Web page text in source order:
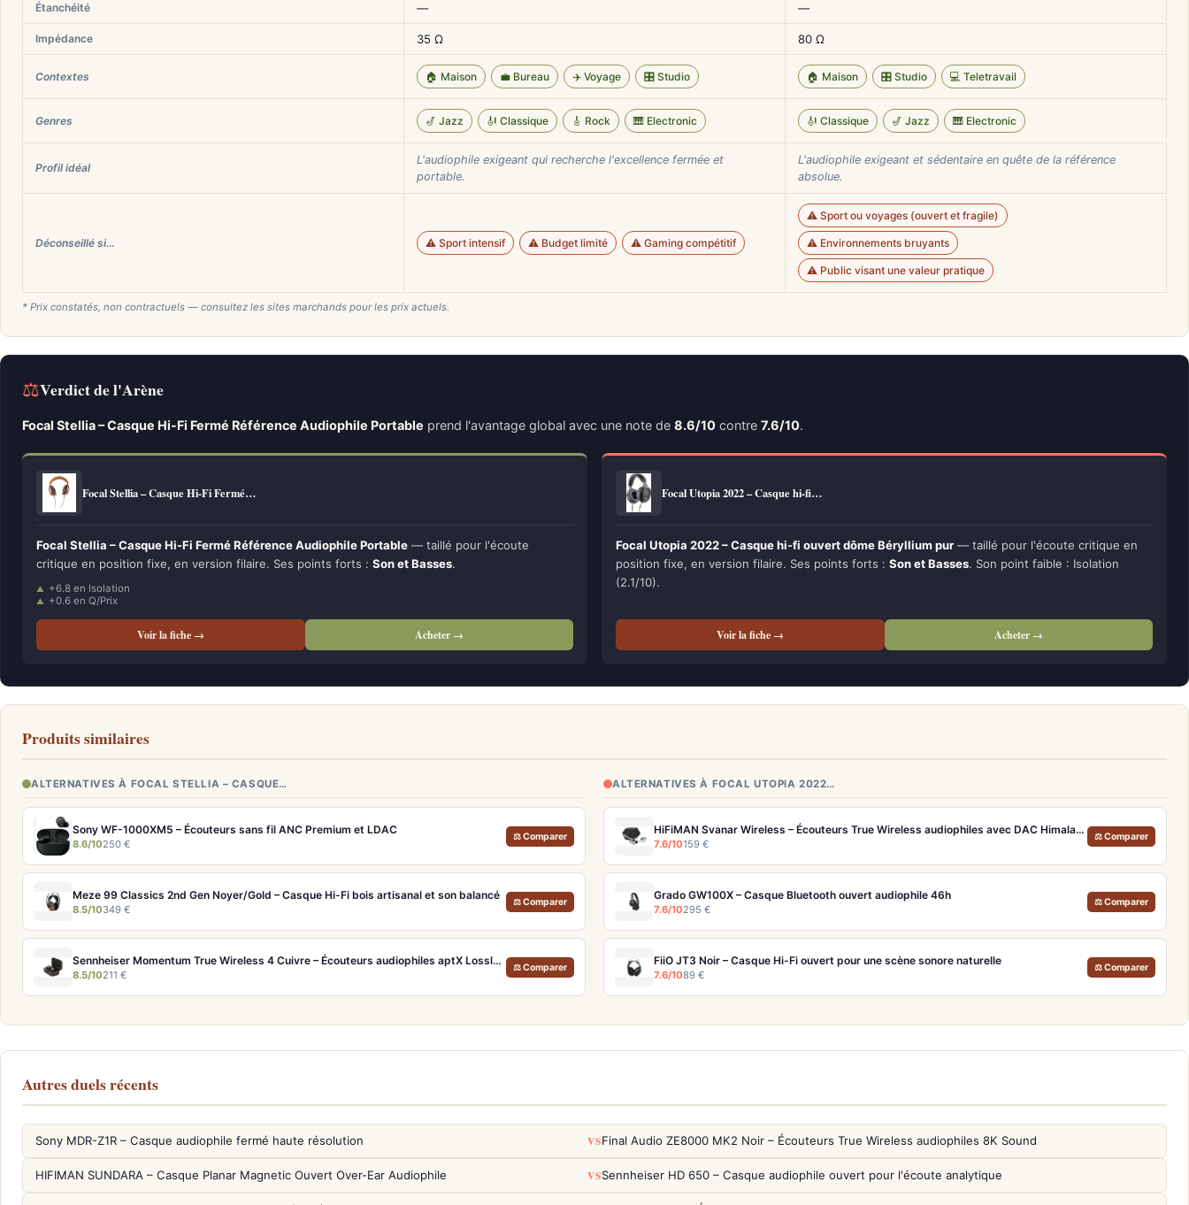
Étanchéité — —
Impédance 35 Ω 80 Ω
Contextes 🏠 Maison 💼 Bureau ✈️ Voyage 🎛️ Studio 🏠 Maison 🎛️ Studio 💻 Teletravail
Genres 🎷 Jazz 🎻 Classique 🎸 Rock 🎹 Electronic 🎻 Classique 🎷 Jazz 🎹 Electronic
Profil idéal
L'audiophile exigeant qui recherche l'excellence fermée et
portable.
L'audiophile exigeant et sédentaire en quête de la référence
absolue.
Déconseillé si… ⚠️ Sport intensif ⚠️ Budget limité ⚠️ Gaming compétitif
⚠️ Sport ou voyages (ouvert et fragile)
⚠️ Environnements bruyants
⚠️ Public visant une valeur pratique
* Prix constatés, non contractuels — consultez les sites marchands pour les prix actuels.
⚖Verdict de l'Arène
Focal Stellia – Casque Hi-Fi Fermé Référence Audiophile Portable prend l'avantage global avec une note de 8.6/10 contre 7.6/10.
Focal Stellia – Casque Hi-Fi Fermé…
Focal Stellia – Casque Hi-Fi Fermé Référence Audiophile Portable — taillé pour l'écoute
critique en position fixe, en version filaire. Ses points forts : Son et Basses.
+6.8 en Isolation
+0.6 en Q/Prix
Voir la fiche → Acheter →
Focal Utopia 2022 – Casque hi-fi…
Focal Utopia 2022 – Casque hi-fi ouvert dôme Béryllium pur— taillé pour l'écoute critique en
position fixe, en version filaire. Ses points forts : Son et Basses. Son point faible : Isolation
(2.1/10).
Voir la fiche → Acheter →
Produits similaires
ALTERNATIVES À FOCAL STELLIA – CASQUE…
Sony WF-1000XM5 – Écouteurs sans fil ANC Premium et LDAC
8.6/10250 €
⚖ Comparer
Meze 99 Classics 2nd Gen Noyer/Gold – Casque Hi-Fi bois artisanal et son balancé
8.5/10349 €
⚖ Comparer
Sennheiser Momentum True Wireless 4 Cuivre – Écouteurs audiophiles aptX Lossless et ANC adaptatif
8.5/10211 €
⚖ Comparer
ALTERNATIVES À FOCAL UTOPIA 2022…
HiFiMAN Svanar Wireless – Écouteurs True Wireless audiophiles avec DAC Himalaya et ANC
7.6/10159 €
⚖ Comparer
Grado GW100X – Casque Bluetooth ouvert audiophile 46h
7.6/10295 €
⚖ Comparer
FiiO JT3 Noir – Casque Hi-Fi ouvert pour une scène sonore naturelle
7.6/1089 €
⚖ Comparer
Autres duels récents
Sony MDR-Z1R – Casque audiophile fermé haute résolution VSFinal Audio ZE8000 MK2 Noir – Écouteurs True Wireless audiophiles 8K Sound
HIFIMAN SUNDARA – Casque Planar Magnetic Ouvert Over-Ear Audiophile VSSennheiser HD 650 – Casque audiophile ouvert pour l'écoute analytique